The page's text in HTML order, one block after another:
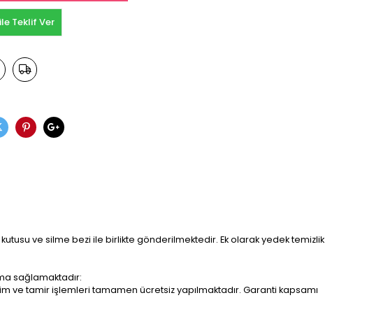
Teklif Ver
ve silme bezi ile birlikte gönderilmektedir. Ek olarak yedek temizlik
sağlamaktadır:
ve tamir işlemleri tamamen ücretsiz yapılmaktadır. Garanti kapsamı